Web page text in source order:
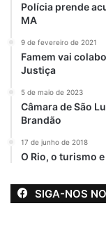
Polícia prende
MA
9 de fevereiro de 2021
Famem vai
Justiça
5 de maio de 2023
Câmara de São
Brandão
17 de junho de 2018
O Rio, o turismo
SIGA-NOS